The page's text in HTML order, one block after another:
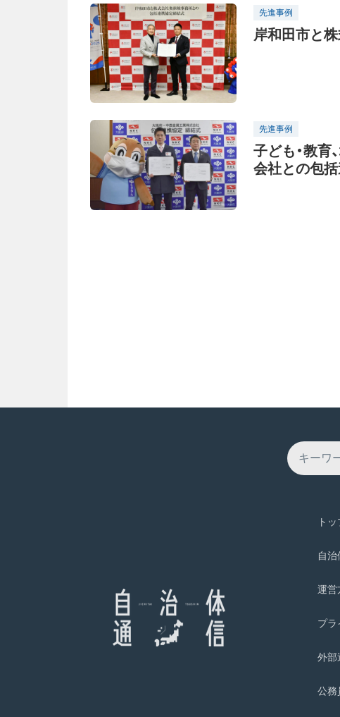
先進事例
岸和田市と
先進事例
子ども・教育
会社との包括
ト
自
運営
プラ
外部
公務